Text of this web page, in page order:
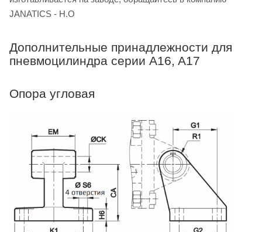
JANATICS - H.O
Дополнительные принадлежности для
пневмоцилиндра серии A16, A17
Опора угловая